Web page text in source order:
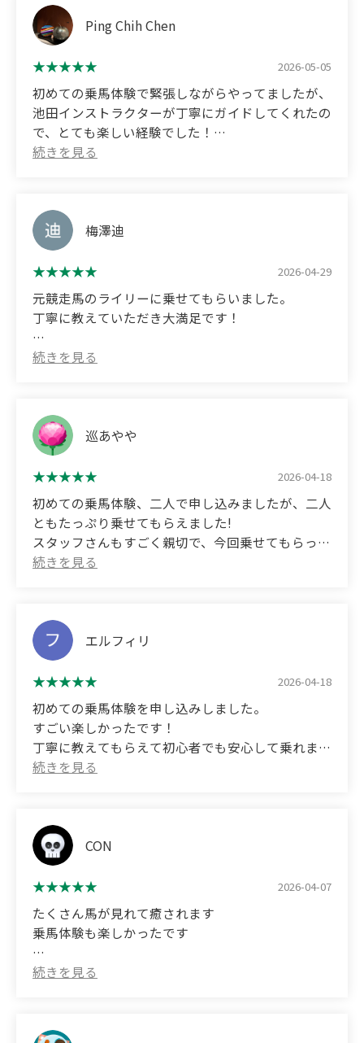
we waited, you taught us about horses, and we
had more opportunities to interact with the
I had always wanted my daughter to experience
horseback riding, just like I did when I was
younger, so my dream came true! The lesson was
taught kindly, and my daughter seemed very
The young man who assisted me was very kind, and
it was a very worthwhile experience.
Ping Chih Chen
2026-05-05
初めての乗馬体験で緊張しながらやってましたが、
池田インストラクターが丁寧にガイドしてくれたの
で、とても楽しい経験でした！
厩舎にいる馬達も大人しくかわいかったです！
I was nervous about my first horseback riding
experience, but Instructor Ikeda guided me so
carefully that it was a really fun experience!
cute!
梅澤迪
2026-04-29
元競走馬のライリーに乗せてもらいました。
丁寧に教えていただき大満足です！
(Translated by Google)
I was very satisfied with the thorough instruction I
received!巡あやや
2026-04-18
初めての乗馬体験、二人で申し込みましたが、二人
ともたっぷり乗せてもらえました!
スタッフさんもすごく親切で、今回乗せてもらった
ラブちゃんも、優しくて本当に初心者でも安心して
ほんと来れてよかったです。
素敵な体験をありがとうございました☺️💕
他の人にも勧めたいですっ！！！
We both signed up for our first horseback riding
experience, and we both got plenty of riding time!
The staff were incredibly kind, and Love, the horse
we rode, was so gentle. It was a truly safe and
I'm so glad we came.
Thank you for such a wonderful experience! ☺️💕
エルフィリ
2026-04-18
初めての乗馬体験を申し込みしました。
すごい楽しかったです！
丁寧に教えてもらえて初心者でも安心して乗れまし
た。
I signed up for my first horseback riding
experience.
It was so much fun!
The instructors were very thorough, so even a
beginner like me could ride with confidence.
CON
2026-04-07
たくさん馬が見れて癒されます
乗馬体験も楽しかったです
(Translated by Google)